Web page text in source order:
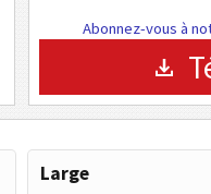
Abonnez-vous à
Large